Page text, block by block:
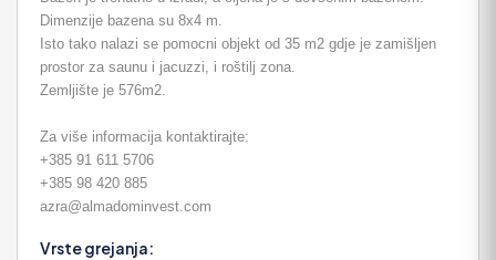
Dimenzije bazena su 8x4 m.
Isto tako nalazi se pomocni objekt od 35 m2 gdje je zamišljen
prostor za saunu i jacuzzi, i roštilj zona.
Zemljište je 576m2.
Za više informacija kontaktirajte:
+385 91 611 5706
+385 98 420 885
azra@almadominvest.com
Vrste grejanja: